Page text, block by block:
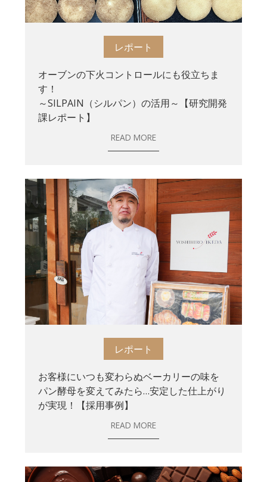
レポート
オーブンの下火コントロールにも役立ちま
す！
～SILPAIN（シルパン）の活用～【研究開発
課レポート】
READ MORE
レポート
お客様にいつも変わらぬベーカリーの味を
パン酵母を変えてみたら…安定した仕上がり
が実現！【採用事例】
READ MORE